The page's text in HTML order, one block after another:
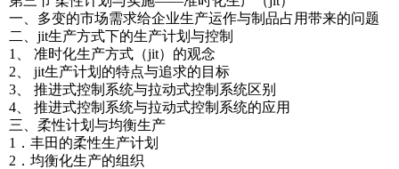
一、多变的市场需求给企业生产运作与制品占用带来的问题
二、jit生产方式下的生产计划与控制
1、 准时化生产方式（jit）的观念
2、 jit生产计划的特点与追求的目标
3、 推进式控制系统与拉动式控制系统区别
4、 推进式控制系统与拉动式控制系统的应用
三、柔性计划与均衡生产
1．丰田的柔性生产计划
2．均衡化生产的组织